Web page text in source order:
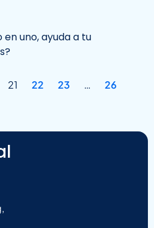
en uno, ayuda a tu
21 22 23 … 26